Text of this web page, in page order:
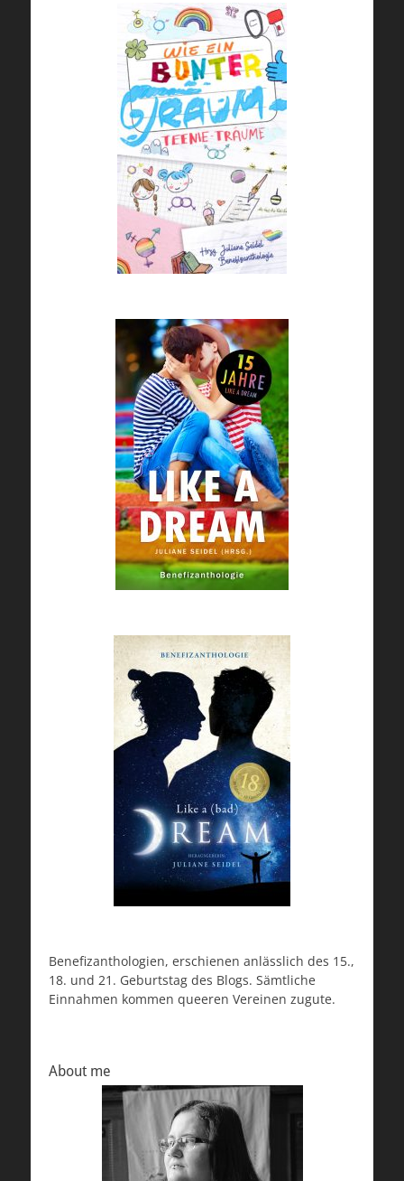
Benefizanthologien, erschienen anlässlich des 15.,
18. und 21. Geburtstag des Blogs. Sämtliche
Einnahmen kommen queeren Vereinen zugute.
About me